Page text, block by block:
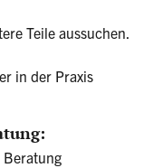
Teile aussuchen.
in der Praxis
Beratung